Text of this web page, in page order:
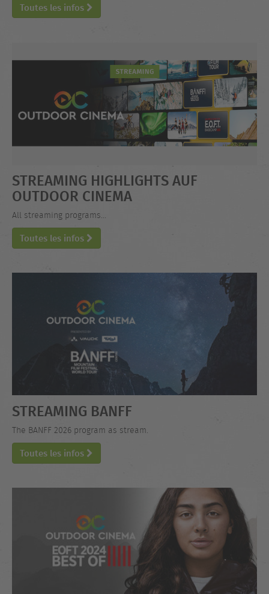
Toutes les infos
STREAMING HIGHLIGHTS AUF
OUTDOOR CINEMA
All streaming programs...
Toutes les infos
STREAMING BANFF
The BANFF 2026 program as stream.
Toutes les infos